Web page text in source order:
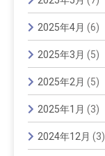
2025年4月 (6)
2025年3月 (5)
2025年2月 (5)
2025年1月 (3)
2024年12月 (3)